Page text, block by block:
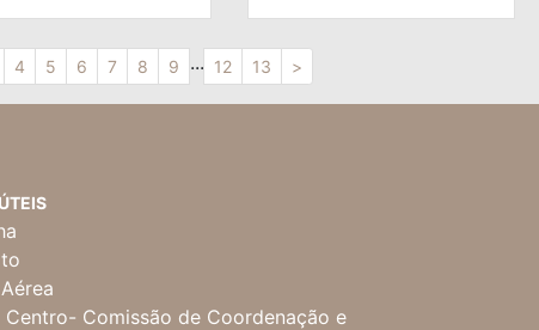
4 5 6 7 8 9 ... 12 13 >
Centro- Comissão de Coordenação e